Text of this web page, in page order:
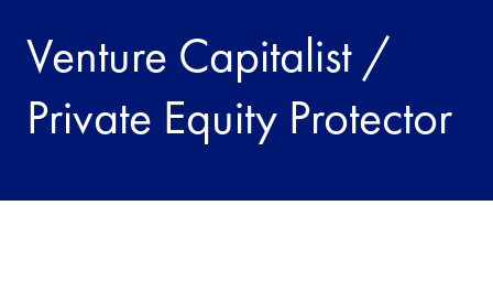
Venture Capitalist /
Private Equity Protector